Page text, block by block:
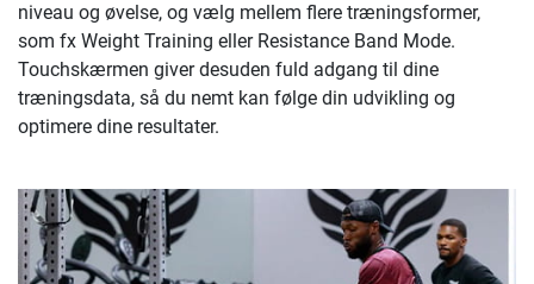
niveau og øvelse, og vælg mellem flere træningsformer,
som fx Weight Training eller Resistance Band Mode.
Touchskærmen giver desuden fuld adgang til dine
træningsdata, så du nemt kan følge din udvikling og
optimere dine resultater.